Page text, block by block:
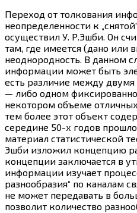
Переход от толкования
неопределенности к
осуществил У. Р.Эшби. Он
там, где имеется (дано или
неоднородность. В данном
информации может быть
есть различие между
— либо одном
некотором объеме
тем более этот объект
середине 50-х годов
материал статистической
Эшби изложил концепцию
концепции заключается в
информации изучает
разнообразия“ по каналам
не может передавать в
позволит количество